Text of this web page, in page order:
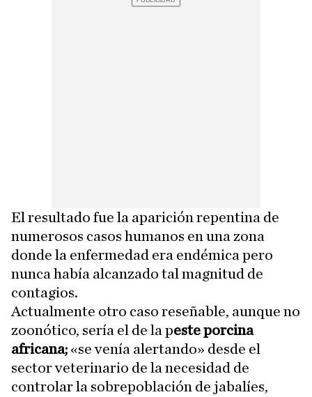
El resultado fue la aparición repentina de
numerosos casos humanos en una zona
donde la enfermedad era endémica pero
nunca había alcanzado tal magnitud de
contagios.
Actualmente otro caso reseñable, aunque no
zoonótico, sería el de la peste porcina
africana; «se venía alertando» desde el
sector veterinario de la necesidad de
controlar la sobrepoblación de jabalíes,